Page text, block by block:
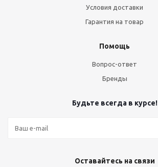
Условия доставки
Гарантия на товар
Помощь
Вопрос-ответ
Бренды
Будьте всегда в курсе!
Оставайтесь на связи